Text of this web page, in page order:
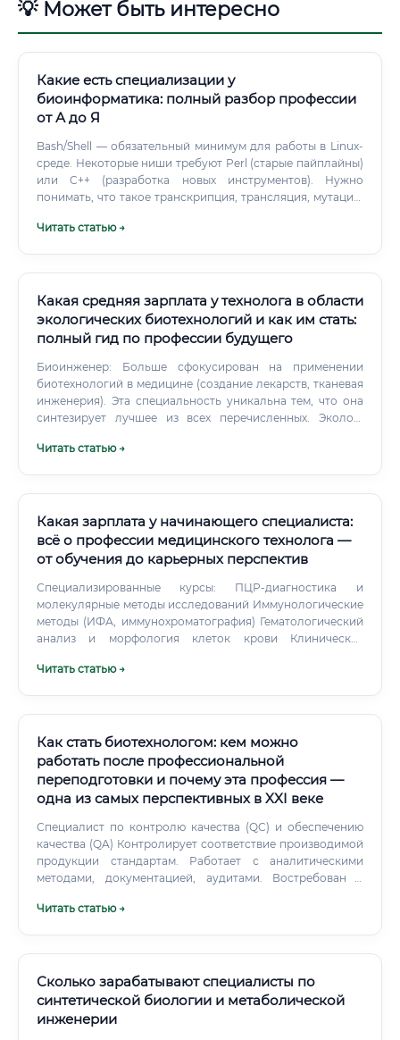
💡 Может быть интересно
Какие есть специализации у
биоинформатика: полный разбор профессии
от А до Я
Bash/Shell — обязательный минимум для работы в Linux-
среде. Некоторые ниши требуют Perl (старые пайплайны)
или C++ (разработка новых инструментов). Нужно
понимать, что такое транскрипция, трансляция, мутации,
Читать статью →
Какая средняя зарплата у технолога в области
экологических биотехнологий и как им стать:
полный гид по профессии будущего
Биоинженер: Больше сфокусирован на применении
биотехнологий в медицине (создание лекарств, тканевая
инженерия). Эта специальность уникальна тем, что она
синтезирует лучшее из всех перечисленных. Эколог-
эколог, а создает живое, работающее решение.
Читать статью →
Какая зарплата у начинающего специалиста:
всё о профессии медицинского технолога —
от обучения до карьерных перспектив
Специализированные курсы: ПЦР-диагностика и
молекулярные методы исследований Иммунологические
методы (ИФА, иммунохроматография) Гематологический
анализ и морфология клеток крови Клиническая
гистология Микробиология и бактериология Контроль
НМО Медицинские университеты (РНИМУ, РУДН,
Первый МГМУ им. Сеченова) — очные и дистанционные
программы Stepik, Coursera — биохимия, молекулярная
биология, биостатистика Международные
сертификации: для тех, кто планирует работать в
международных компаниях или за рубежом, стоит
рассмотреть сертификацию ASCP (American Society for
Clinical Pathology) или EuroClinChem.
Читать статью →
Как стать биотехнологом: кем можно
работать после профессиональной
переподготовки и почему эта профессия —
одна из самых перспективных в XXI веке
Специалист по контролю качества (QC) и обеспечению
качества (QA) Контролирует соответствие производимой
продукции стандартам. Работает с аналитическими
методами, документацией, аудитами. Востребован в
Читать статью →
Сколько зарабатывают специалисты по
синтетической биологии и метаболической
инженерии